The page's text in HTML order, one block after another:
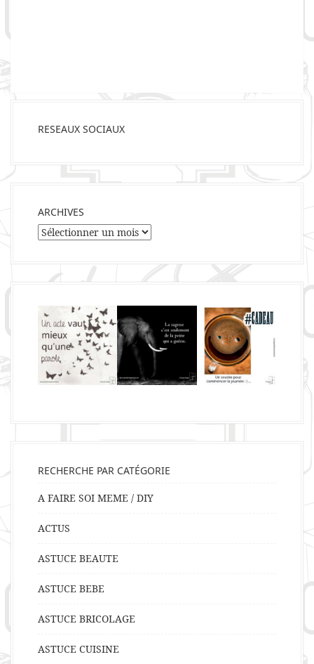
RESEAUX SOCIAUX
ARCHIVES
Archives
RECHERCHE PAR CATÉGORIE
A FAIRE SOI MEME / DIY
ACTUS
ASTUCE BEAUTE
ASTUCE BEBE
ASTUCE BRICOLAGE
ASTUCE CUISINE